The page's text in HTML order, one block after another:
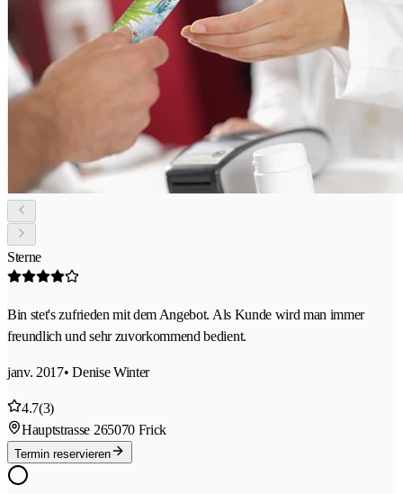
Sterne
Bin stet's zufrieden mit dem Angebot. Als Kunde wird man immer
freundlich und sehr zuvorkommend bedient.
janv. 2017• Denise Winter
4.7(3)
Hauptstrasse 265070 Frick
Termin reservieren